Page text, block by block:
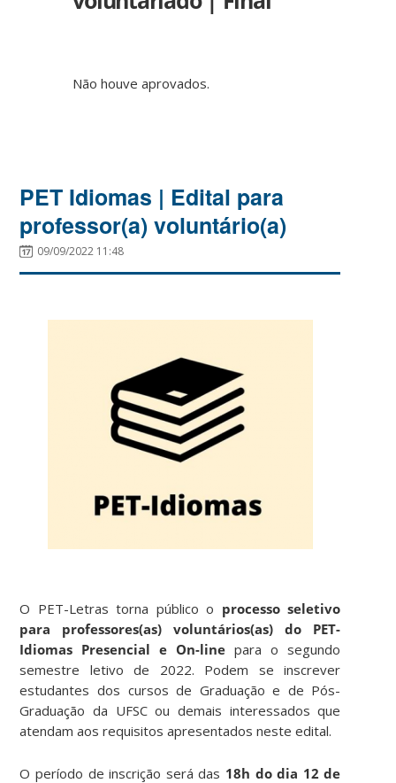
Não houve aprovados.
PET Idiomas | Edital para
professor(a) voluntário(a)
09/09/2022 11:48
O PET-Letras torna público o processo seletivo
para professores(as) voluntários(as) do PET-
Idiomas Presencial e On-line para o segundo
semestre letivo de 2022. Podem se inscrever
estudantes dos cursos de Graduação e de Pós-
Graduação da UFSC ou demais interessados que
atendam aos requisitos apresentados neste edital.
O período de inscrição será das 18h do dia 12 de